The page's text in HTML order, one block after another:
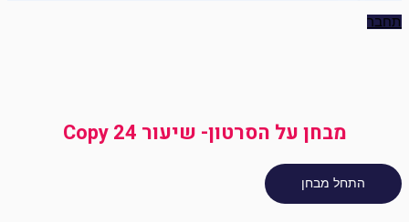
התחבר
מבחן על הסרטון- שיעור 24 Copy